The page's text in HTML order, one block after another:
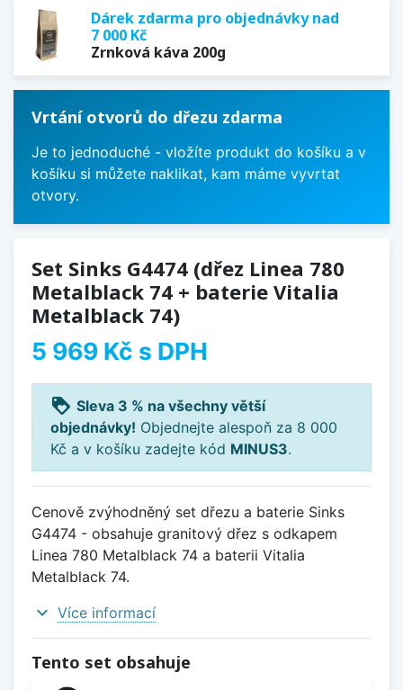
Dárek zdarma pro objednávky nad
7 000 Kč
Zrnková káva 200g
Vrtání otvorů do dřezu zdarma
Je to jednoduché - vložíte produkt do košíku a v
košíku si můžete naklikat, kam máme vyvrtat
otvory.
Set Sinks G4474 (dřez Linea 780
Metalblack 74 + baterie Vitalia
Metalblack 74)
5 969 Kč s DPH
loyalty Sleva 3 % na všechny větší
objednávky! Objednejte alespoň za 8 000
Kč a v košíku zadejte kód MINUS3.
Cenově zvýhodněný set dřezu a baterie Sinks
G4474 - obsahuje granitový dřez s odkapem
Linea 780 Metalblack 74 a baterii Vitalia
Metalblack 74.
expand_more Více informací
Tento set obsahuje